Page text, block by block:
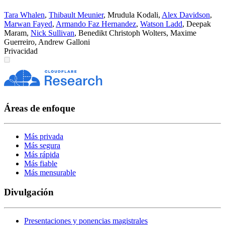
Tara Whalen, Thibault Meunier, Mrudula Kodali, Alex Davidson,
Marwan Fayed, Armando Faz Hernandez, Watson Ladd, Deepak
Maram, Nick Sullivan, Benedikt Christoph Wolters, Maxime
Guerreiro, Andrew Galloni
Privacidad
Áreas de enfoque
Más privada
Más segura
Más rápida
Más fiable
Más mensurable
Divulgación
Presentaciones y ponencias magistrales